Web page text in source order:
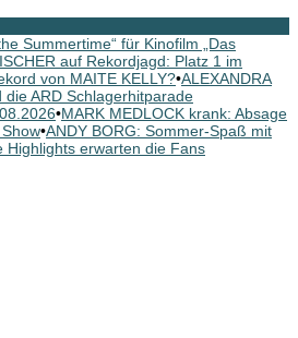
Summertime“ für Kinofilm „Das
auf Rekordjagd: Platz 1 im
von MAITE KELLY?•ALEXANDRA
die ARD Schlagerhitparade
•MARK MEDLOCK krank: Absage
•ANDY BORG: Sommer-Spaß mit
Highlights erwarten die Fans